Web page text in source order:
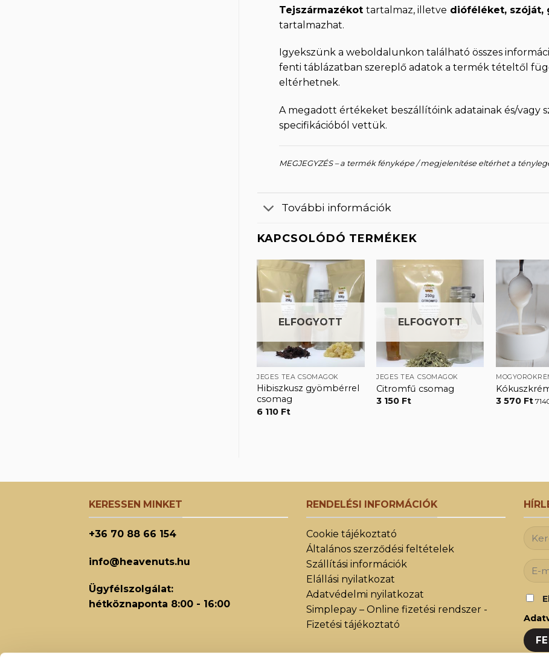
Tejszármazékottartalmaz, illetve dióféléket, szóját,
tartalmazhat.
Igyekszünk a weboldalunkon található összes
fenti táblázatban szereplő adatok a termék tételtől
eltérhetnek.
A megadott értékeket beszállítóink adatainak és/vagy
specifikációból vettük.
MEGJEGYZÉS – a termék fényképe / megjelenítése eltérhet a
További információk
KAPCSOLÓDÓ TERMÉKEK
Kedvencekhez
ELFOGYOTT
JEGES TEA CSOMAGOK
Hibiszkusz gyömbérrel
csomag
6 110 Ft
Kedvencekhez
ELFOGYOTT
JEGES TEA CSOMAGOK
Citromfű csomag
3 150 Ft
3 570 Ft
KERESSEN MINKET
+36 70 88 66 154
info@heavenuts.hu
Ügyfélszolgálat:
hétköznaponta 8:00 - 16:00
RENDELÉSI INFORMÁCIÓK
Cookie tájékoztató
Általános szerződési feltételek
Szállítási információk
Elállási nyilatkozat
Adatvédelmi nyilatkozat
Simplepay – Online fizetési rendszer -
Fizetési tájékoztató